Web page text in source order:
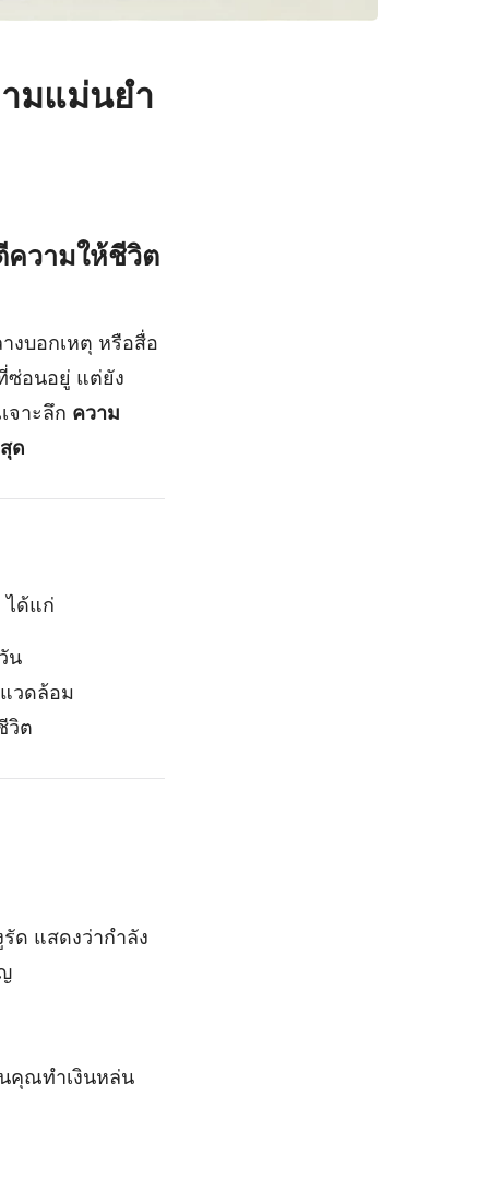
มแม่นยำ
วามให้ชีวิต
งบอกเหตุ หรือสื่อ
ซ่อนอยู่ แต่ยัง
จาะลึก ความ
ด
ได้แก่
น
วดล้อม
วิต
ด แสดงว่ากำลัง
คุณทำเงินหล่น